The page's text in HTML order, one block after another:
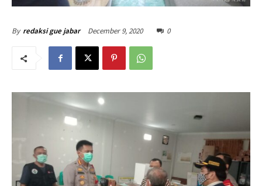
By redaksi gue jabar December 9, 2020 0